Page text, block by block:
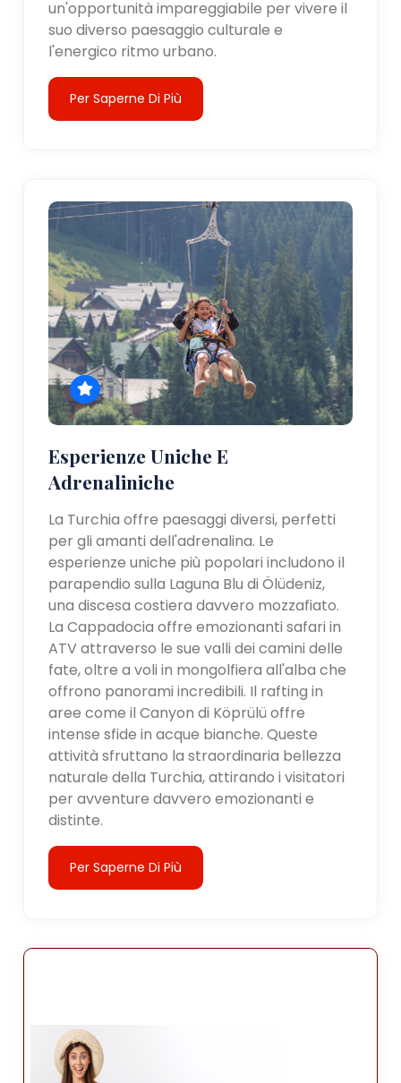
un'opportunità impareggiabile per vivere il
suo diverso paesaggio culturale e
l'energico ritmo urbano.
Per Saperne Di Più
Esperienze Uniche E
Adrenaliniche
La Turchia offre paesaggi diversi, perfetti
per gli amanti dell'adrenalina. Le
esperienze uniche più popolari includono il
parapendio sulla Laguna Blu di Ölüdeniz,
una discesa costiera davvero mozzafiato.
La Cappadocia offre emozionanti safari in
ATV attraverso le sue valli dei camini delle
fate, oltre a voli in mongolfiera all'alba che
offrono panorami incredibili. Il rafting in
aree come il Canyon di Köprülü offre
intense sfide in acque bianche. Queste
attività sfruttano la straordinaria bellezza
naturale della Turchia, attirando i visitatori
per avventure davvero emozionanti e
distinte.
Per Saperne Di Più